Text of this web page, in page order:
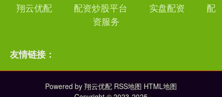
翔云优配 配资炒股平台 实盘配资
配
资服务
友情链接：
Powered by 翔云优配 RSS地图 HTML地图